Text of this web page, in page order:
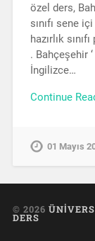
özel ders,
sınıfı sene
hazırlık
. Bahçeşehir
İngilizce…
Continue
01 Mayıs
© 2026
DERS